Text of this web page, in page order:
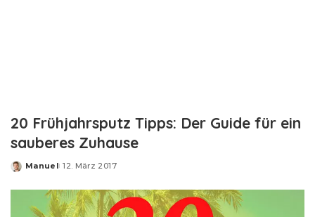
20 Frühjahrsputz Tipps: Der Guide für ein
sauberes Zuhause
Posted
Manuel 12. März 2017